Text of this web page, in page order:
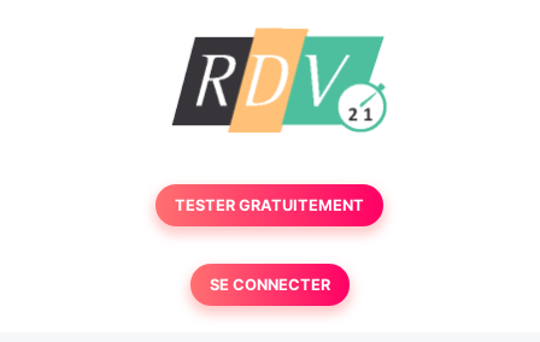
TESTER GRATUITEMENT
SE CONNECTER